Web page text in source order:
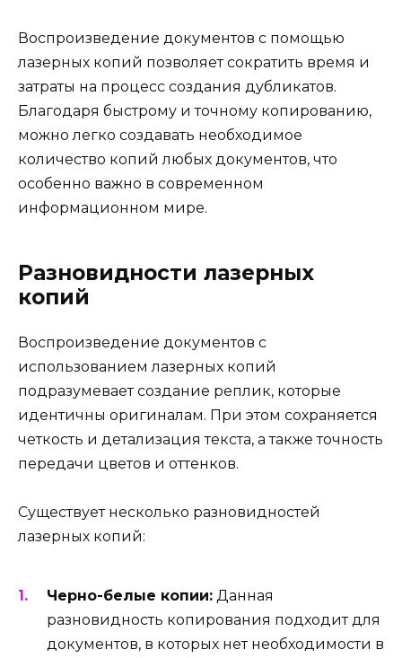
Воспроизведение документов с помощью
лазерных копий позволяет сократить время и
затраты на процесс создания дубликатов.
Благодаря быстрому и точному копированию,
можно легко создавать необходимое
количество копий любых документов, что
особенно важно в современном
информационном мире.
Разновидности лазерных
копий
Воспроизведение документов с
использованием лазерных копий
подразумевает создание реплик, которые
идентичны оригиналам. При этом сохраняется
четкость и детализация текста, а также точность
передачи цветов и оттенков.
Существует несколько разновидностей
лазерных копий:
Черно-белые копии: Данная
разновидность копирования подходит для
документов, в которых нет необходимости в